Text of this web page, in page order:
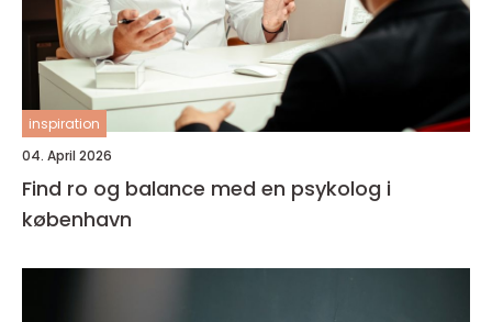
inspiration
04. April 2026
Find ro og balance med en psykolog i
københavn